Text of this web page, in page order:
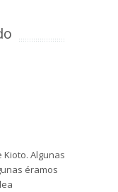
Kioto. Algunas
éramos